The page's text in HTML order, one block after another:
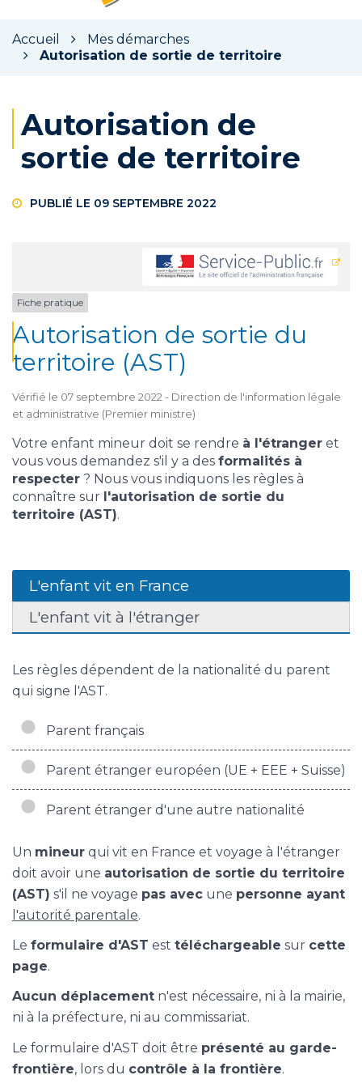
Accueil
Mes démarches
Autorisation de sortie de territoire
Autorisation de
sortie de territoire
PUBLIÉ LE 09 SEPTEMBRE 2022
Fiche pratique
Autorisation de sortie du
territoire (AST)
Vérifié le 07 septembre 2022 - Direction de l'information légale
et administrative (Premier ministre)
Votre enfant mineur doit se rendre à l'étranger et
vous vous demandez s'il y a des formalités à
respecter ? Nous vous indiquons les règles à
connaître sur l'autorisation de sortie du
territoire (AST).
L'enfant vit en France
L'enfant vit à l'étranger
Les règles dépendent de la nationalité du parent
qui signe l'AST.
Parent français
Parent étranger européen (UE + EEE + Suisse)
Parent étranger d'une autre nationalité
Un mineur qui vit en France et voyage à l'étranger
doit avoir une autorisation de sortie du territoire
(AST) s'il ne voyage pas avec une personne ayant
l'autorité parentale.
Le formulaire d'AST est téléchargeable sur cette
page.
Aucun déplacement n'est nécessaire, ni à la mairie,
ni à la préfecture, ni au commissariat.
Le formulaire d'AST doit être présenté au garde-
frontière, lors du contrôle à la frontière.